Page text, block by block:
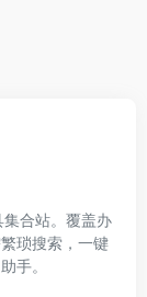
合站。覆盖办
琐搜索，一键
手。